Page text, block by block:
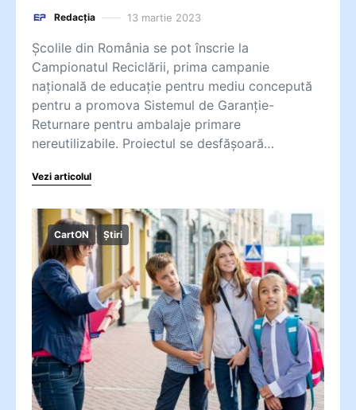
Redacția 13 martie 2023
Școlile din România se pot înscrie la
Campionatul Reciclării, prima campanie
naţională de educaţie pentru mediu concepută
pentru a promova Sistemul de Garanţie-
Returnare pentru ambalaje primare
nereutilizabile. Proiectul se desfășoară…
Vezi articolul
CartON Știri